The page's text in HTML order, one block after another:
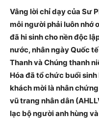
Vâng lời chỉ dạy của Sư
mỗi người phải luôn nhớ
đã hi sinh cho nền độc
nước, nhân ngày Quốc
Thanh và Chúng thanh
Hóa đã tổ chức buổi
khách mời là nhân
vũ trang nhân dân
lạc bộ người anh hùng